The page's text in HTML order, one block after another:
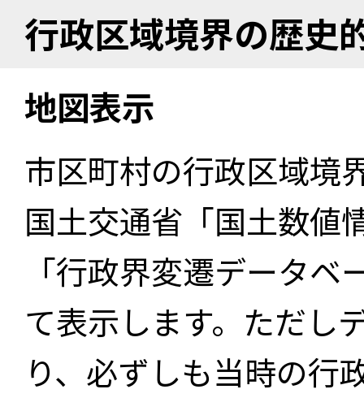
行政区域境界の歴史
地図表示
市区町村の行政区域境
国土交通省「国土数値
「行政界変遷データ
て表示します。ただし
り、必ずしも当時の行